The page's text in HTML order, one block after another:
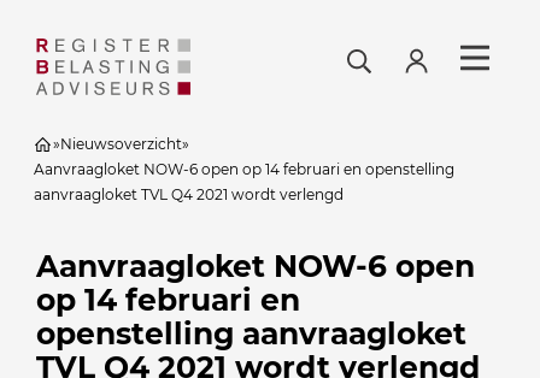
»Nieuwsoverzicht»
Aanvraagloket NOW-6 open op 14 februari en openstelling
aanvraagloket TVL Q4 2021 wordt verlengd
Aanvraagloket NOW-6 open
op 14 februari en
openstelling aanvraagloket
TVL Q4 2021 wordt verlengd